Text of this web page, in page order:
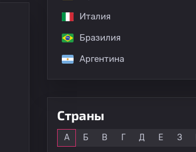
Италия
Бразилия
Аргентина
Страны
А Б В Г Д Е З